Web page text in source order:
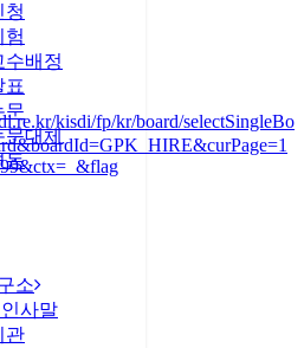
청
험
수배정
표
문
문대체
동
소
사말
관
kisdi/fp/kr/board/selectSingleBo